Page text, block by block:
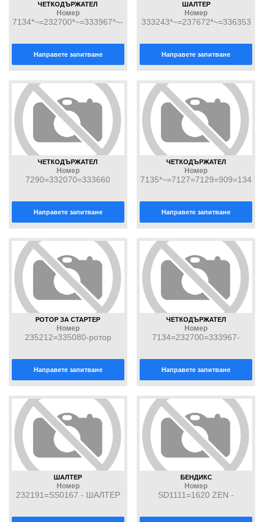
ЧЕТКОДЪРЖАТЕЛ
Номер
7134*~=232700*~=333967*~-
Направете запитване
ШАЛТЕР
Номер
333243*~=237672*~=336353
Направете запитване
ЧЕТКОДЪРЖАТЕЛ
Номер
7290=332070=333660
Направете запитване
ЧЕТКОДЪРЖАТЕЛ
Номер
7135*~=7127=7129=909=134
Направете запитване
РОТОР ЗА СТАРТЕР
Номер
235212=335080-ротор
Направете запитване
ЧЕТКОДЪРЖАТЕЛ
Номер
7134=232700=333967-
Направете запитване
ШАЛТЕР
Номер
232191=SS0167 - ШАЛТЕР
БЕНДИКС
Номер
SD1111=1620 ZEN -